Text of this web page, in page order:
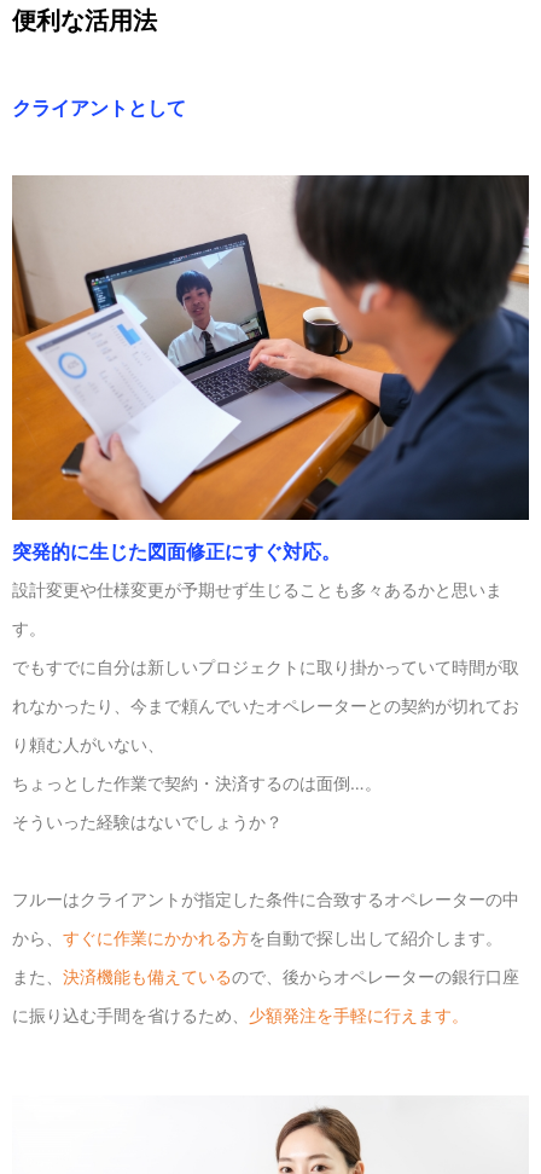
便利な活用法
クライアントとして
突発的に生じた図面修正にすぐ対応。
設計変更や仕様変更が予期せず生じることも多々あるかと思いま
す。
でもすでに自分は新しいプロジェクトに取り掛かっていて時間が取
れなかったり、今まで頼んでいたオペレーターとの契約が切れてお
り頼む人がいない、
ちょっとした作業で契約・決済するのは面倒…。
そういった経験はないでしょうか？
フルーはクライアントが指定した条件に合致するオペレーターの中
から、 すぐに作業にかかれる方を自動で探し出して紹介します。
また、 決済機能も備えているので、後からオペレーターの銀行口座
に振り込む手間を省けるため、 少額発注を手軽に行えます。